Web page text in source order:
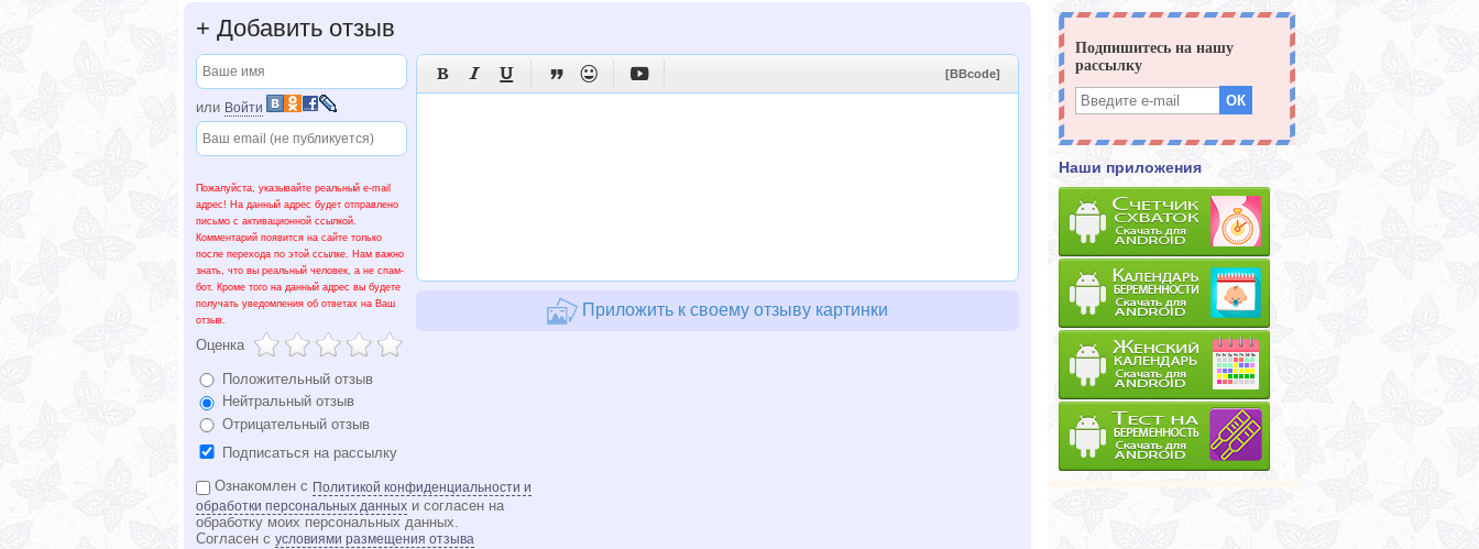
+ Добавить отзыв
или Войти
Пожалуйста, указывайте реальный e-mail
адрес! На данный адрес будет отправлено
письмо с активационной ссылкой.
Комментарий появится на сайте только
после перехода по этой ссылке. Нам важно
знать, что вы реальный человек, а не спам-
бот. Кроме того на данный адрес вы будете
получать уведомления об ответах на Ваш
отзыв.
Оценка
Положительный отзыв
Нейтральный отзыв
Отрицательный отзыв
Подписаться на рассылку
      [BBcode]
Приложить к своему отзыву картинки
Ознакомлен с Политикой конфиденциальности и
обработки персональных данных и согласен на
обработку моих персональных данных.
Согласен с условиями размещения отзыва
Наши приложения